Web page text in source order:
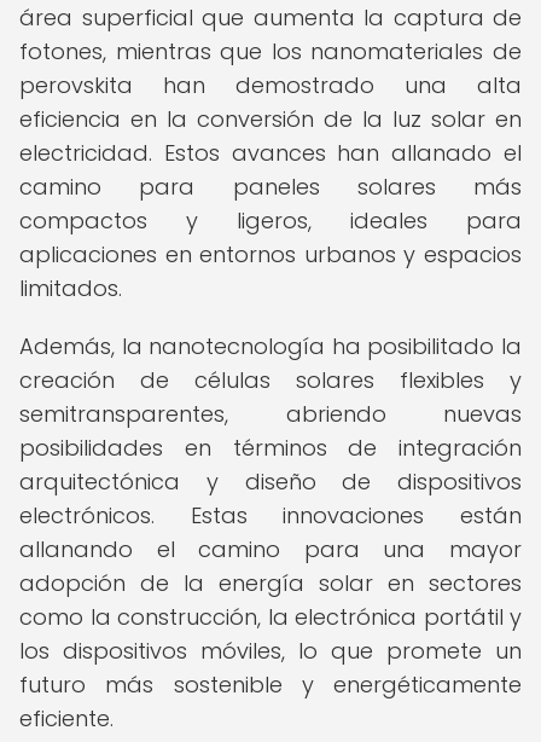
área superficial que aumenta la captura de
fotones, mientras que los nanomateriales de
perovskita han demostrado una alta
eficiencia en la conversión de la luz solar en
electricidad. Estos avances han allanado el
camino para paneles solares más
compactos y ligeros, ideales para
aplicaciones en entornos urbanos y espacios
limitados.
Además, la nanotecnología ha posibilitado la
creación de células solares flexibles y
semitransparentes, abriendo nuevas
posibilidades en términos de integración
arquitectónica y diseño de dispositivos
electrónicos. Estas innovaciones están
allanando el camino para una mayor
adopción de la energía solar en sectores
como la construcción, la electrónica portátil y
los dispositivos móviles, lo que promete un
futuro más sostenible y energéticamente
eficiente.